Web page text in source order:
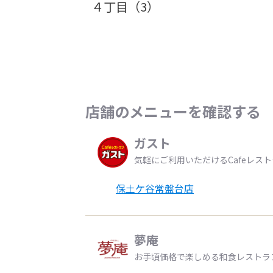
４丁目（3）
店舗のメニューを確認する
ガスト
気軽にご利用いただけるCafeレス
保土ケ谷常盤台店
夢庵
お手頃価格で楽しめる和食レストラ